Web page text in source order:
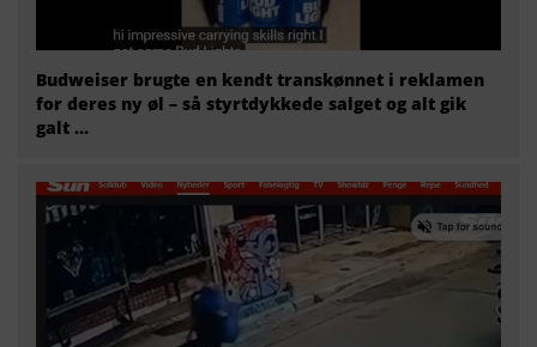
Budweiser brugte en kendt transkønnet i reklamen
for deres ny øl – så styrtdykkede salget og alt gik
galt …